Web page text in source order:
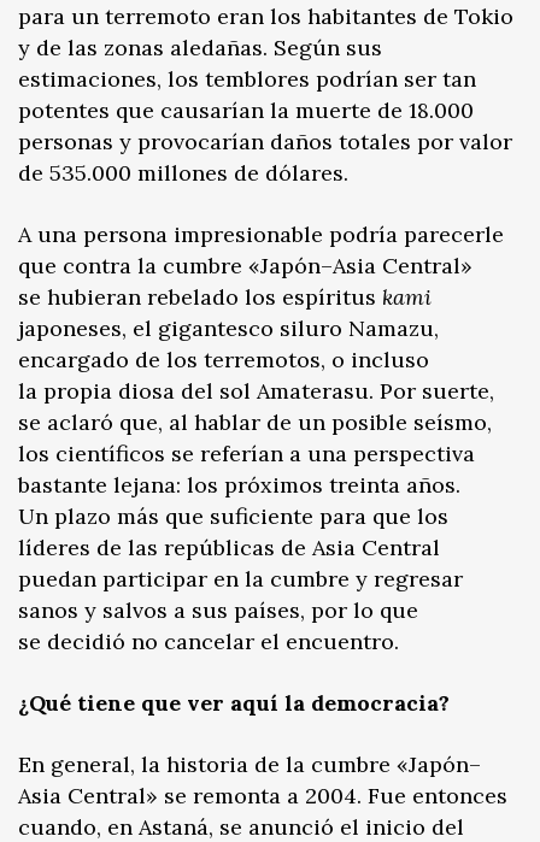
para un terremoto eran los habitantes de Tokio
y de las zonas aledañas. Según sus
estimaciones, los temblores podrían ser tan
potentes que causarían la muerte de 18.000
personas y provocarían daños totales por valor
de 535.000 millones de dólares.
A una persona impresionable podría parecerle
que contra la cumbre «Japón–Asia Central»
se hubieran rebelado los espíritus kami
japoneses, el gigantesco siluro Namazu,
encargado de los terremotos, o incluso
la propia diosa del sol Amaterasu. Por suerte,
se aclaró que, al hablar de un posible seísmo,
los científicos se referían a una perspectiva
bastante lejana: los próximos treinta años.
Un plazo más que suficiente para que los
líderes de las repúblicas de Asia Central
puedan participar en la cumbre y regresar
sanos y salvos a sus países, por lo que
se decidió no cancelar el encuentro.
¿Qué tiene que ver aquí la democracia?
En general, la historia de la cumbre «Japón–
Asia Central» se remonta a 2004. Fue entonces
cuando, en Astaná, se anunció el inicio del